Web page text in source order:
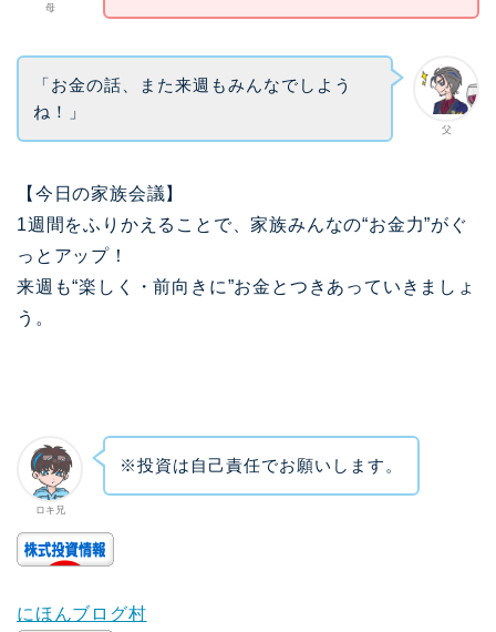
母
父
「お金の話、また来週もみんなでしよう
ね！」
【今日の家族会議】
1週間をふりかえることで、家族みんなの“お金力”がぐ
っとアップ！
来週も“楽しく・前向きに”お金とつきあっていきましょ
う。
ロキ兄
※投資は自己責任でお願いします。
にほんブログ村